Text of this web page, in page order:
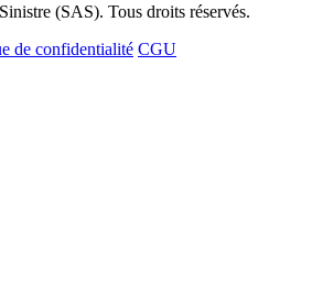
(SAS). Tous droits réservés.
de confidentialité CGU